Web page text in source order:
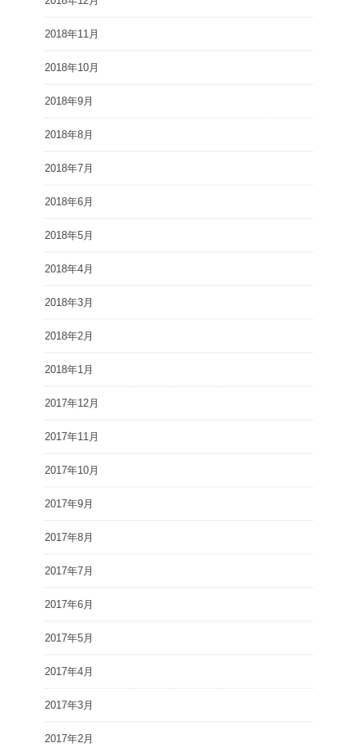
2018年11月
2018年10月
2018年9月
2018年8月
2018年7月
2018年6月
2018年5月
2018年4月
2018年3月
2018年2月
2018年1月
2017年12月
2017年11月
2017年10月
2017年9月
2017年8月
2017年7月
2017年6月
2017年5月
2017年4月
2017年3月
2017年2月